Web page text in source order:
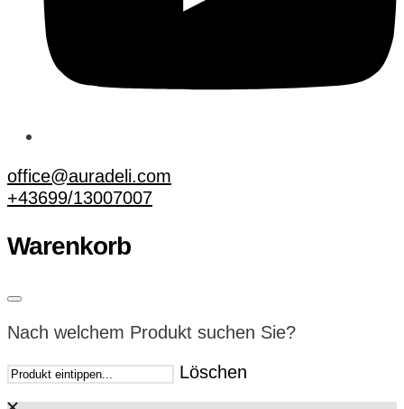
office@auradeli.com
+43699/13007007
Warenkorb
Nach welchem Produkt suchen Sie?
Löschen